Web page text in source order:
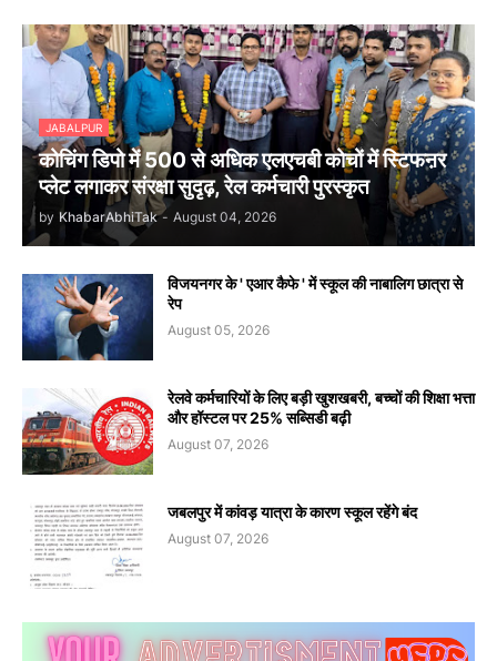
JABALPUR
कोचिंग डिपो में 500 से अधिक एलएचबी कोचों में स्टिफऩर
प्लेट लगाकर संरक्षा सुदृढ़, रेल कर्मचारी पुरस्कृत
by KhabarAbhiTak - August 04, 2026
विजयनगर के ' एआर कैफे ' में स्कूल की नाबालिग छात्रा से
रेप
August 05, 2026
रेलवे कर्मचारियों के लिए बड़ी खुशखबरी, बच्चों की शिक्षा भत्ता
और हॉस्टल पर 25% सब्सिडी बढ़ी
August 07, 2026
जबलपुर में कांवड़ यात्रा के कारण स्कूल रहेंगे बंद
August 07, 2026